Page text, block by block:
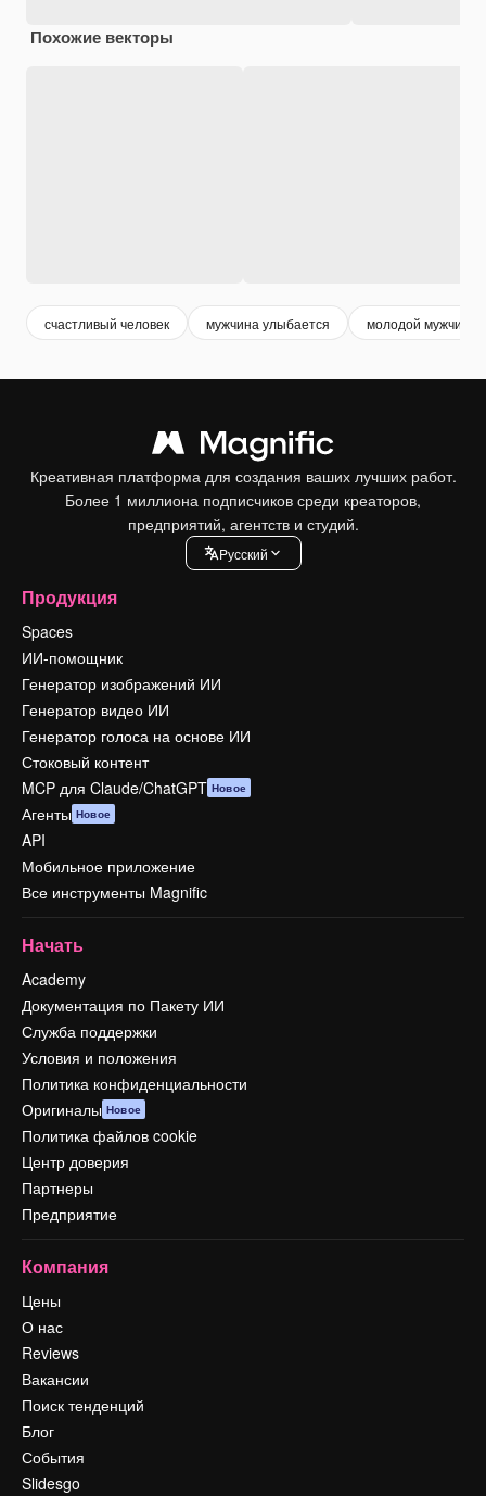
Похожие векторы
счастливый человек мужчина улыбается молодой мужчина
Креативная платформа для создания ваших лучших работ.
Более 1 миллиона подписчиков среди креаторов,
предприятий, агентств и студий.
Pусский
Продукция
Spaces
ИИ-помощник
Генератор изображений ИИ
Генератор видео ИИ
Генератор голоса на основе ИИ
Стоковый контент
MCP для Claude/ChatGPT Новое
Агенты Новое
API
Мобильное приложение
Все инструменты Magnific
Начать
Academy
Документация по Пакету ИИ
Служба поддержки
Условия и положения
Политика конфиденциальности
Оригиналы Новое
Политика файлов cookie
Центр доверия
Партнеры
Предприятие
Компания
Цены
О нас
Reviews
Вакансии
Поиск тенденций
Блог
События
Slidesgo